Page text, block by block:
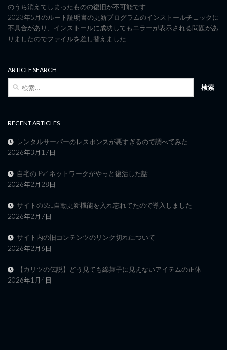
のうち消えてしまったものの復旧が不可能です
2023年5月のルート証明書の更新プログラムのインストールチェックに
不具合があり、インストールに成功してもエラーが表示される問題があ
りましたのでファイルを差し替えました
ARTICLE SEARCH
RECENT ARTICLES
レンタルサーバーのレスポンスが悪すぎるので調べてみた
2026年3月17日
自宅のIPv4ネットワークがやっと復活した話
2026年2月28日
サイトのSSL自動更新機能を入れ忘れてたので導入しました
2026年2月7日
サイト内の旧コンテンツのリンク切れについて
2026年2月6日
【カリツの伝説】どう見ても綿菓子に見えないアイテムの正体
2026年1月4日